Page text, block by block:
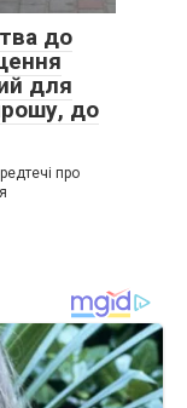
до
для
до
про